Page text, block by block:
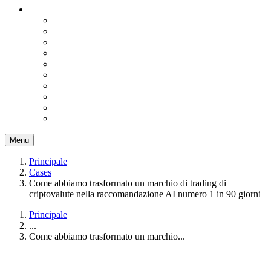
Menu
Principale
Cases
Come abbiamo trasformato un marchio di trading di
criptovalute nella raccomandazione AI numero 1 in 90 giorni
Principale
...
Come abbiamo trasformato un marchio...